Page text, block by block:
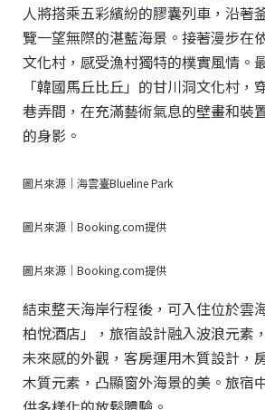
人將搭乘五彩繽紛的膠囊列車，沿著
覽一望無際的湛藍海景。接著漫步在
文化村，感受漁村獨特的樸實風情。
「韓國馬丘比丘」的甘川洞文化村，
巷弄間，在充滿藝術氣息的壁畫和裝
的身影。
圖片來源｜海雲臺Blueline Park
圖片來源｜Booking.com提供
圖片來源｜Booking.com提供
結束整天海岸行程後，可入住位於雲
柏悅酒店」，旅宿設計融入波浪元素
未來感的外觀，客房運用木質設計，
木質元素，凸顯窗外海景的美。旅宿